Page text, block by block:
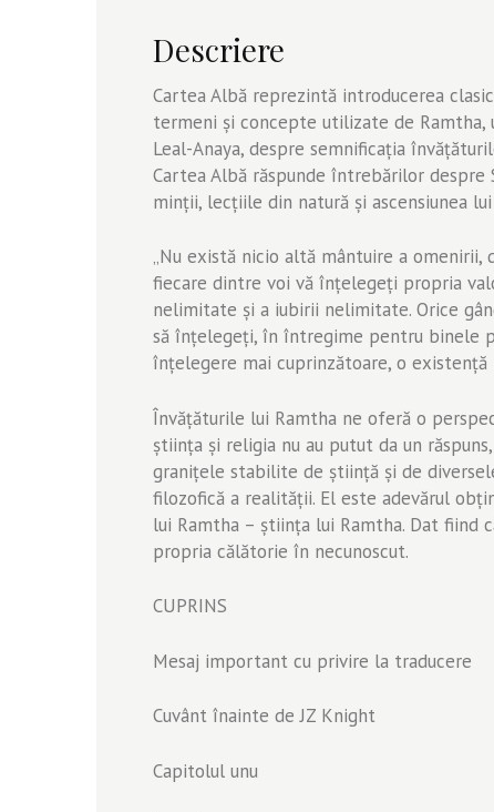
Descriere
Cartea Albă reprezintă introducerea
termeni și concepte utilizate de Ramtha,
Leal-Anaya, despre semnificația
Cartea Albă răspunde întrebărilor
minții, lecțiile din natură și ascensiunea
„Nu există nicio altă mântuire a
fiecare dintre voi vă înțelegeți propria
nelimitate și a iubirii nelimitate. Orice
să înțelegeți, în întregime pentru binele
înțelegere mai cuprinzătoare, o
Învăţăturile lui Ramtha ne oferă o
ştiinţa şi religia nu au putut da un
graniţele stabilite de ştiinţă şi de
filozofică a realităţii. El este adevărul
lui Ramtha – ştiinţa lui Ramtha. Dat fiind
propria călătorie în necunoscut.
CUPRINS
Mesaj important cu privire la traducere
Cuvânt înainte de JZ Knight
Capitolul unu